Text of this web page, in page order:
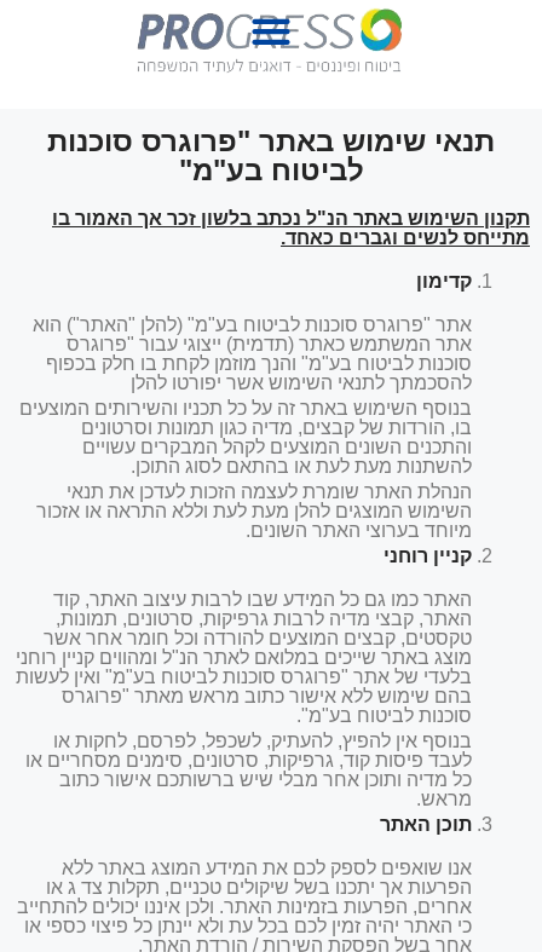
תנאי שימוש באתר "פרוגרס סוכנות
לביטוח בע"מ"
תקנון השימוש באתר הנ"ל נכתב בלשון זכר אך האמור בו
מתייחס לנשים וגברים כאחד.
קדימון
אתר "פרוגרס סוכנות לביטוח בע"מ" (להלן "האתר") הוא
אתר המשתמש כאתר (תדמית) ייצוגי עבור "פרוגרס
סוכנות לביטוח בע"מ" והנך מוזמן לקחת בו חלק בכפוף
להסכמתך לתנאי השימוש אשר יפורטו להלן
בנוסף השימוש באתר זה על כל תכניו והשירותים המוצעים
בו, הורדות של קבצים, מדיה כגון תמונות וסרטונים
והתכנים השונים המוצעים לקהל המבקרים עשויים
להשתנות מעת לעת או בהתאם לסוג התוכן.
הנהלת האתר שומרת לעצמה הזכות לעדכן את תנאי
השימוש המוצגים להלן מעת לעת וללא התראה או אזכור
מיוחד בערוצי האתר השונים.
קניין רוחני
האתר כמו גם כל המידע שבו לרבות עיצוב האתר, קוד
האתר, קבצי מדיה לרבות גרפיקות, סרטונים, תמונות,
טקסטים, קבצים המוצעים להורדה וכל חומר אחר אשר
מוצג באתר שייכים במלואם לאתר הנ"ל ומהווים קניין רוחני
בלעדי של אתר "פרוגרס סוכנות לביטוח בע"מ" ואין לעשות
בהם שימוש ללא אישור כתוב מראש מאתר "פרוגרס
סוכנות לביטוח בע"מ".
בנוסף אין להפיץ, להעתיק, לשכפל, לפרסם, לחקות או
לעבד פיסות קוד, גרפיקות, סרטונים, סימנים מסחריים או
כל מדיה ותוכן אחר מבלי שיש ברשותכם אישור כתוב
מראש.
תוכן האתר
אנו שואפים לספק לכם את המידע המוצג באתר ללא
הפרעות אך יתכנו בשל שיקולים טכניים, תקלות צד ג או
אחרים, הפרעות בזמינות האתר. ולכן איננו יכולים להתחייב
כי האתר יהיה זמין לכם בכל עת ולא יינתן כל פיצוי כספי או
אחר בשל הפסקת השירות / הורדת האתר.